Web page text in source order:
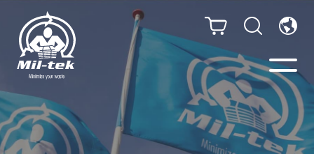
Balenpersen en compactors